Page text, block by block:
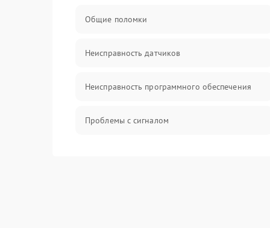
Общие поломки
Неисправность датчиков
Неисправность программного обеспечения
Проблемы с сигналом